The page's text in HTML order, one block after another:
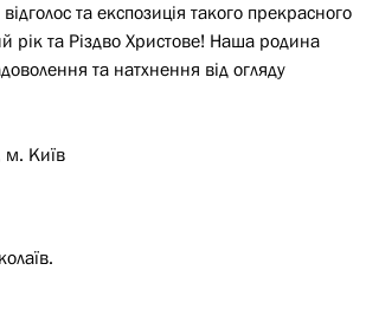
та експозиція такого прекрасного
рік та Різдво Христове! Наша родина
та натхнення від огляду
м. Київ